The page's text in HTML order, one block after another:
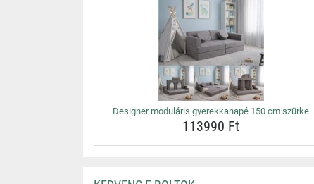
Designer moduláris gyerekkanapé 150 cm szürke
113990 Ft